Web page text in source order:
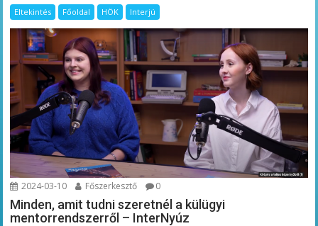
Eltekintés Főoldal HÖK Interjú
2024-03-10 Főszerkesztő 0
Minden, amit tudni szeretnél a külügyi
mentorrendszerről – InterNyúz